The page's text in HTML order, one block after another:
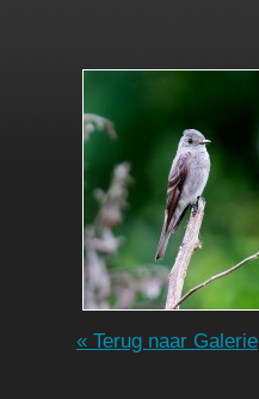
« Terug naar Galerie